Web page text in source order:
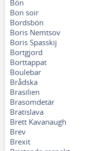
Bön
Bon soir
Bordsbön
Boris Nemtsov
Boris Spasskij
Bortgjord
Borttappat
Boulebar
Brådska
Brasilien
Brasomdetär
Bratislava
Brett Kavanaugh
Brev
Brexit